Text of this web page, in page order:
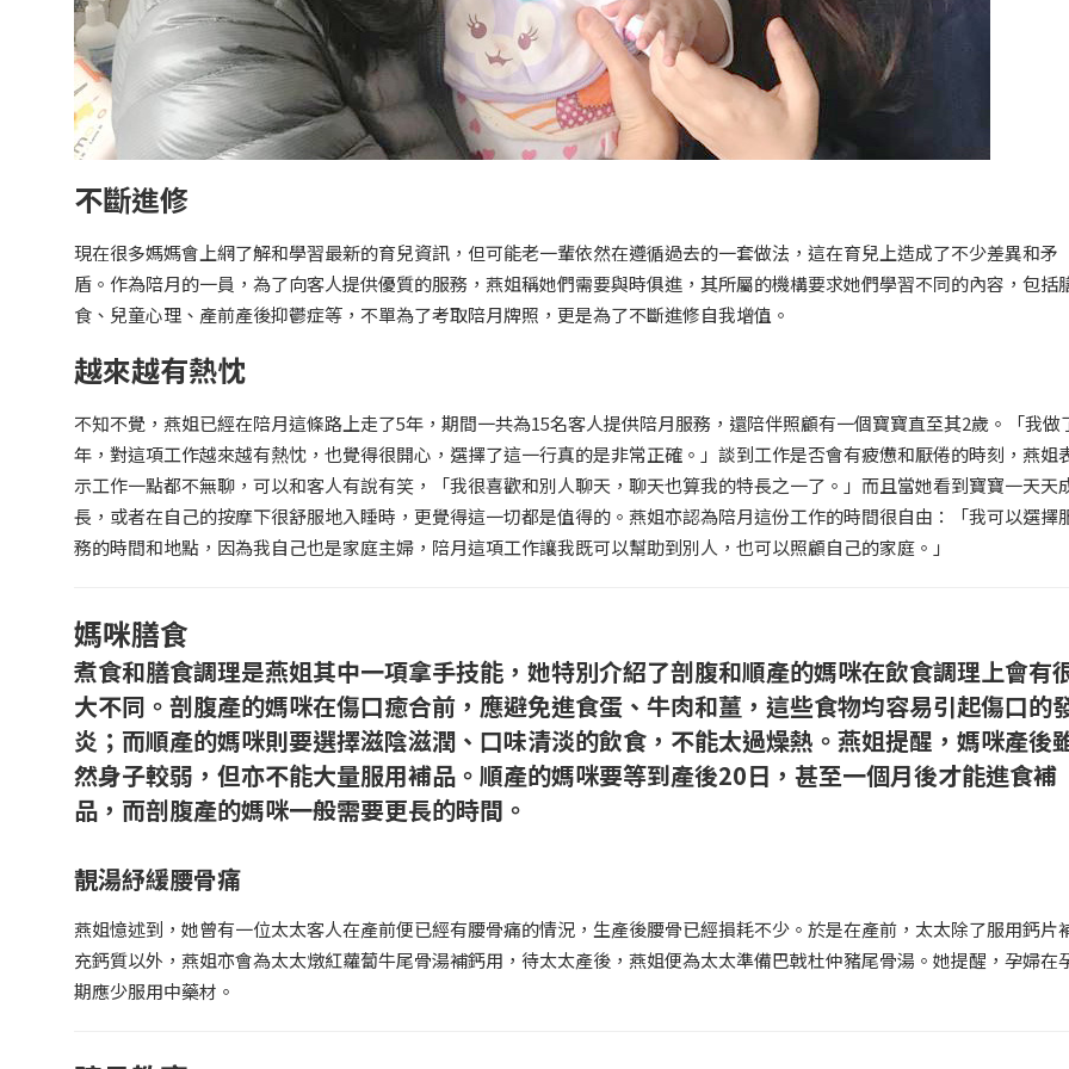
不斷進修
現在很多媽媽會上網了解和學習最新的育兒資訊，但可能老一輩依然在遵循過去的一套做法，這在育兒上造成了不少差異和矛
盾。作為陪月的一員，為了向客人提供優質的服務，燕姐稱她們需要與時俱進，其所屬的機構要求她們學習不同的內容，包括
食、兒童心理、產前產後抑鬱症等，不單為了考取陪月牌照，更是為了不斷進修自我增值。
越來越有熱忱
不知不覺，燕姐已經在陪月這條路上走了5年，期間一共為15名客人提供陪月服務，還陪伴照顧有一個寶寶直至其2歲。「我做
年，對這項工作越來越有熱忱，也覺得很開心，選擇了這一行真的是非常正確。」談到工作是否會有疲憊和厭倦的時刻，燕姐
示工作一點都不無聊，可以和客人有說有笑，「我很喜歡和別人聊天，聊天也算我的特長之一了。」而且當她看到寶寶一天天
長，或者在自己的按摩下很舒服地入睡時，更覺得這一切都是值得的。燕姐亦認為陪月這份工作的時間很自由：「我可以選擇
務的時間和地點，因為我自己也是家庭主婦，陪月這項工作讓我既可以幫助到別人，也可以照顧自己的家庭。」
媽咪膳食
煮食和膳食調理是燕姐其中一項拿手技能，她特別介紹了剖腹和順產的媽咪在飲食調理上會有
大不同。剖腹產的媽咪在傷口癒合前，應避免進食蛋、牛肉和薑，這些食物均容易引起傷口的
炎；而順產的媽咪則要選擇滋陰滋潤、口味清淡的飲食，不能太過燥熱。燕姐提醒，媽咪產後
然身子較弱，但亦不能大量服用補品。順產的媽咪要等到產後20日，甚至一個月後才能進食補
品，而剖腹產的媽咪一般需要更長的時間。
靚湯紓緩腰骨痛
燕姐憶述到，她曾有一位太太客人在產前便已經有腰骨痛的情況，生產後腰骨已經損耗不少。於是在產前，太太除了服用鈣片
充鈣質以外，燕姐亦會為太太燉紅蘿蔔牛尾骨湯補鈣用，待太太產後，燕姐便為太太準備巴戟杜仲豬尾骨湯。她提醒，孕婦在
期應少服用中藥材。